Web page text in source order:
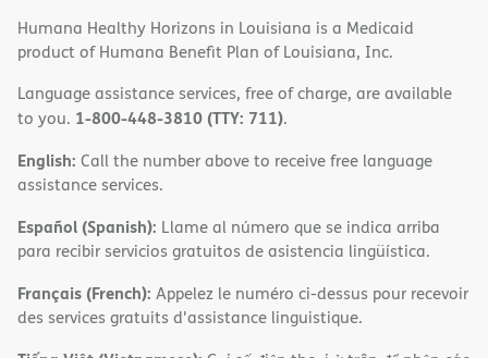
Humana Healthy Horizons in Louisiana is a Medicaid
product of Humana Benefit Plan of Louisiana, Inc.
Language assistance services, free of charge, are available
to you. 1-800-448-3810 (TTY: 711).
English: Call the number above to receive free language
assistance services.
Español (Spanish): Llame al número que se indica arriba
para recibir servicios gratuitos de asistencia lingüística.
Français (French): Appelez le numéro ci-dessus pour recevoir
des services gratuits d'assistance linguistique.